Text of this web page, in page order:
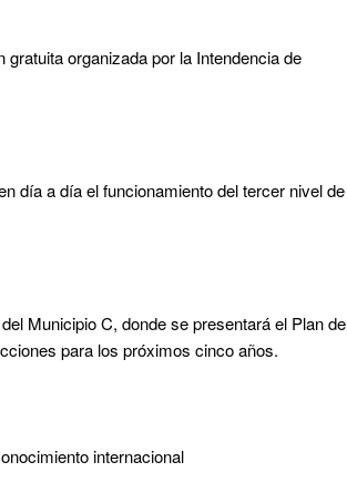
organizada por la Intendencia de
día a día el funcionamiento del tercer nivel de
Municipio C, donde se presentará el Plan de
para los próximos cinco años.
internacional